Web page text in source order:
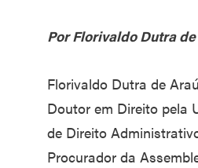
Por Florivaldo Dutra
Florivaldo Dutra de
Doutor em Direito pela
de Direito
Procurador da